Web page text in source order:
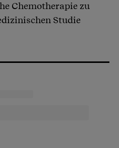
Chemotherapie zu
Studie